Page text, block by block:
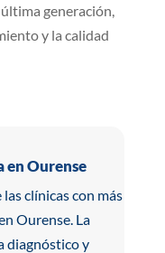
generación,
y la calidad
en Ourense
clínicas con más
Ourense. La
diagnóstico y